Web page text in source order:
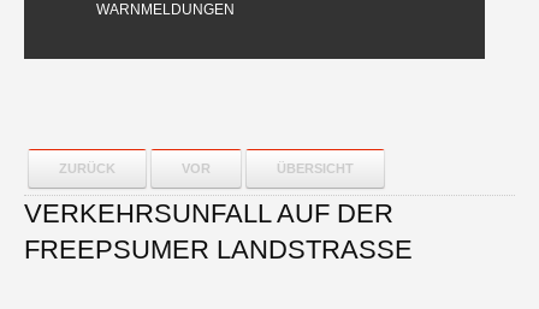
WARNMELDUNGEN
ZURÜCK VOR ÜBERSICHT
VERKEHRSUNFALL AUF DER
FREEPSUMER LANDSTRASSE